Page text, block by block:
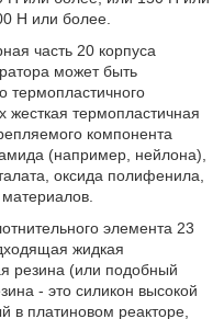
Н или более.
часть 20 корпуса
может быть
термопластичного
термопластичная
компонента
(например, нейлона),
оксида полифенила,
элемента 23
жидкая
резина (или подобный
- это силикон высокой
в платиновом реакторе,